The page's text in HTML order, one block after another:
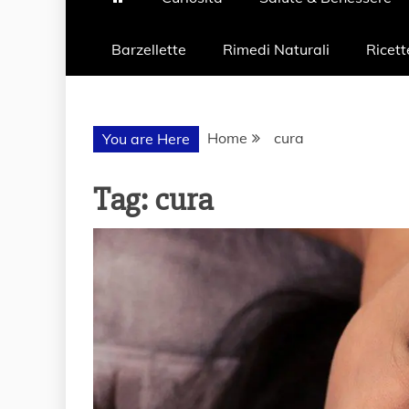
Barzellette Rimedi Naturali
You are Here Home cura
Tag:cura